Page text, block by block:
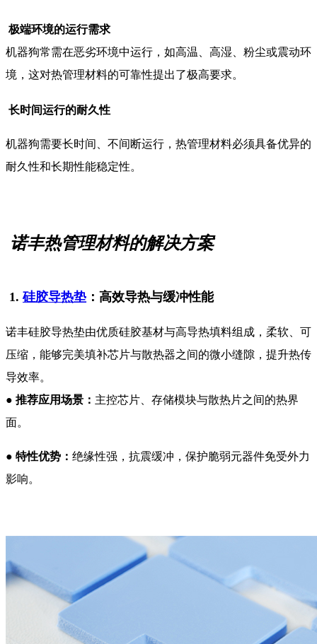
极端环境的运行需求
机器狗常需在恶劣环境中运行，如高温、高湿、粉尘或震动环
境，这对热管理材料的可靠性提出了极高要求。
长时间运行的耐久性
机器狗需要长时间、不间断运行，热管理材料必须具备优异的
耐久性和长期性能稳定性。
诺丰热管理材料的解决方案
1.硅胶导热垫 ：高效导热与缓冲性能
诺丰硅胶导热垫由优质硅胶基材与高导热填料组成，柔软、可
压缩，能够完美填补芯片与散热器之间的微小缝隙，提升热传
导效率。
● 推荐应用场景： 主控芯片、存储模块与散热片之间的热界
面。
● 特性优势： 绝缘性强，抗震缓冲，保护脆弱元器件免受外力
影响。